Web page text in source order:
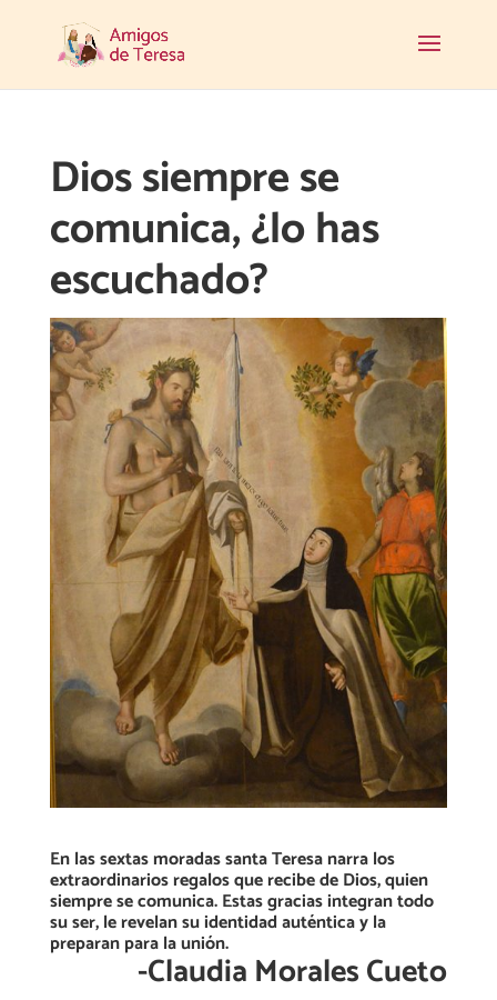
Dios siempre se
comunica, ¿lo has
escuchado?
En las sextas moradas santa Teresa narra los
extraordinarios regalos que recibe de Dios, quien
siempre se comunica. Estas gracias integran todo
su ser, le revelan su identidad auténtica y la
preparan para la unión.
-Claudia Morales Cueto